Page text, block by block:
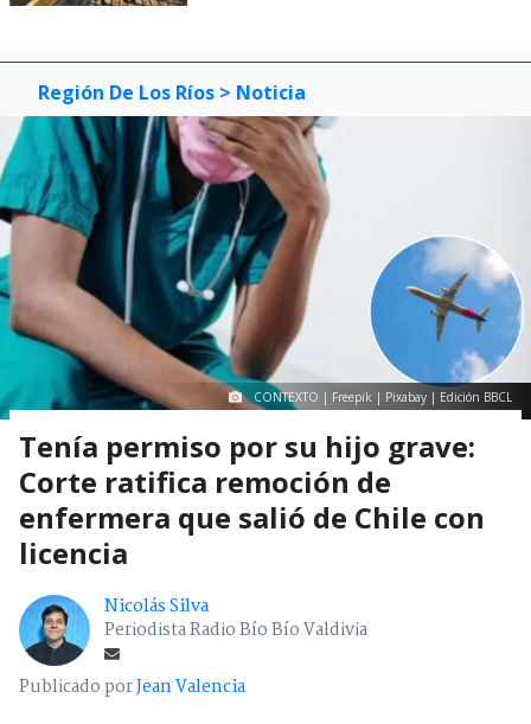
Región De Los Ríos > Noticia
CONTEXTO | Freepik | Pixabay | Edición BBCL
Tenía permiso por su hijo grave:
Corte ratifica remoción de
enfermera que salió de Chile con
licencia
Nicolás Silva
Periodista Radio Bío Bío Valdivia
Publicado porJean Valencia